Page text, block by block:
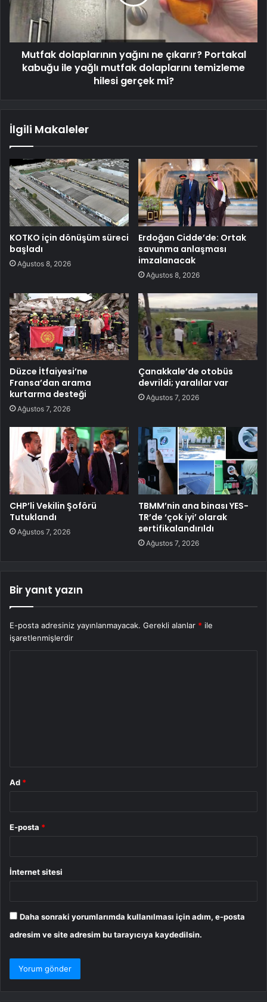
Mutfak dolaplarının yağını ne çıkarır? Portakal
kabuğu ile yağlı mutfak dolaplarını temizleme
hilesi gerçek mi?
İlgili Makaleler
KOTKO için dönüşüm süreci
başladı
Ağustos 8, 2026
Erdoğan Cidde’de: Ortak
savunma anlaşması
imzalanacak
Ağustos 8, 2026
Düzce İtfaiyesi’ne
Fransa’dan arama
kurtarma desteği
Ağustos 7, 2026
Çanakkale’de otobüs
devrildi; yaralılar var
Ağustos 7, 2026
CHP’li Vekilin Şoförü
Tutuklandı
Ağustos 7, 2026
TBMM’nin ana binası YES-
TR’de ‘çok iyi’ olarak
sertifikalandırıldı
Ağustos 7, 2026
Bir yanıt yazın
E-posta adresiniz yayınlanmayacak. Gerekli alanlar * ile
işaretlenmişlerdir
Ad *
E-posta *
İnternet sitesi
Daha sonraki yorumlarımda kullanılması için adım, e-posta
adresim ve site adresim bu tarayıcıya kaydedilsin.